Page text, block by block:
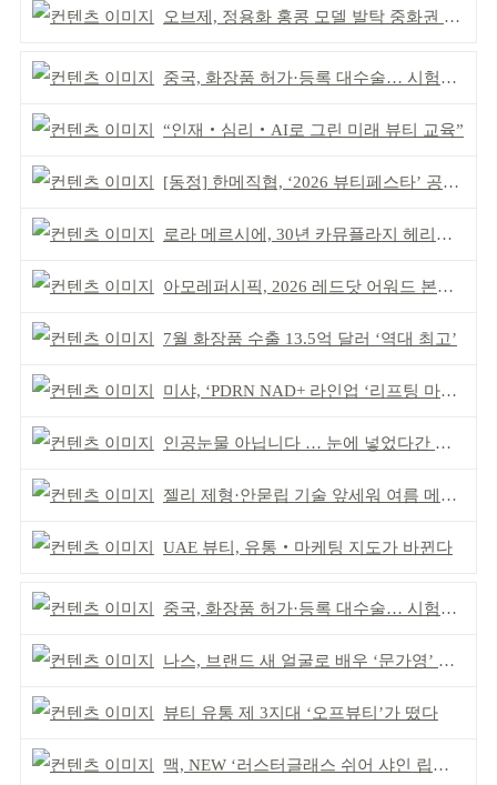
오브제, 정용화 홍콩 모델 발탁 중화권 공략 강화
중국, 화장품 허가·등록 대수술… 시험자료 공용 허용
“인재‧심리‧AI로 그린 미래 뷰티 교육”
[동정] 한메직협, ‘2026 뷰티페스타’ 공동 주최
로라 메르시에, 30년 카뮤플라지 헤리티지 담아
아모레퍼시픽, 2026 레드닷 어워드 본상 2개 수상
7월 화장품 수출 13.5억 달러 ‘역대 최고’
미샤, ‘PDRN NAD+ 라인업 ‘리프팅 마스크’ 출시
인공눈물 아닙니다 … 눈에 넣었다간 각막 손상
젤리 제형·안묻립 기술 앞세워 여름 메이크업 시장 공략
UAE 뷰티, 유통‧마케팅 지도가 바뀐다
중국, 화장품 허가·등록 대수술… 시험자료 공용 허용
나스, 브랜드 새 얼굴로 배우 ‘문가영’ 발탁
뷰티 유통 제 3지대 ‘오프뷰티’가 떴다
맥, NEW ‘러스터글래스 쉬어 샤인 립스틱’ 출시